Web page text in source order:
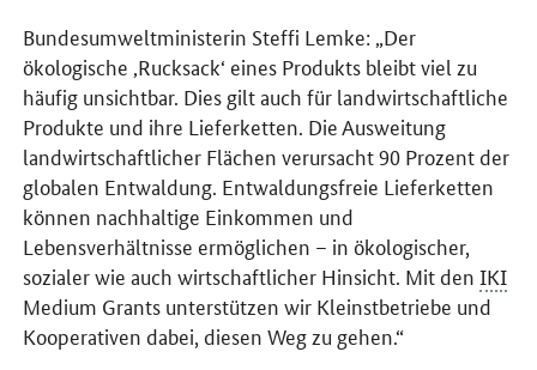
Bundesumweltministerin Steffi Lemke: „Der
ökologische ‚Rucksack‘ eines Produkts bleibt viel zu
häufig unsichtbar. Dies gilt auch für landwirtschaftliche
Produkte und ihre Lieferketten. Die Ausweitung
landwirtschaftlicher Flächen verursacht 90 Prozent der
globalen Entwaldung. Entwaldungsfreie Lieferketten
können nachhaltige Einkommen und
Lebensverhältnisse ermöglichen – in ökologischer,
sozialer wie auch wirtschaftlicher Hinsicht. Mit denIKI
Medium Grants unterstützen wir Kleinstbetriebe und
Kooperativen dabei, diesen Weg zu gehen.“